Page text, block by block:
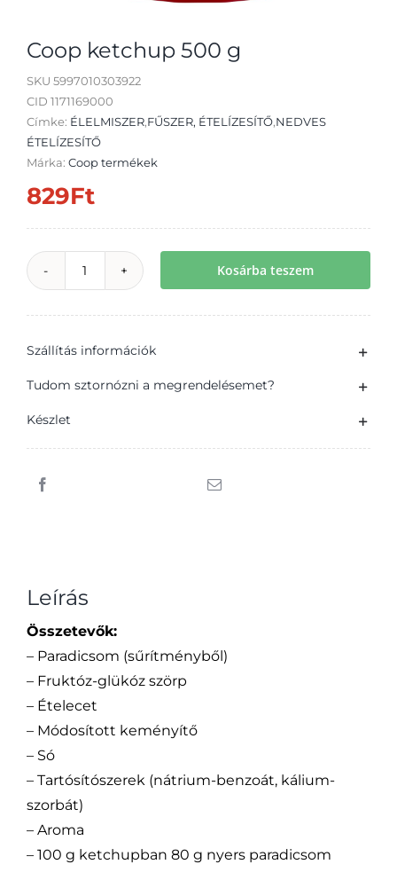
Átvétel
Coop ketchup 500 g
SKU 5997010303922
CID 1171169000
Címke: ÉLELMISZER,FŰSZER, ÉTELÍZESÍTŐ,NEDVES
ÉTELÍZESÍTŐ
Márka: Coop termékek
829Ft
g
mennyiség
Kosárba teszem
Szállítás információk
Tudom sztornózni a megrendelésemet?
Készlet
Leírás
Összetevők:
– Paradicsom (sűrítményből)
– Fruktóz-glükóz szörp
– Ételecet
– Módosított keményítő
– Só
– Tartósítószerek (nátrium-benzoát, kálium-
szorbát)
– Aroma
– 100 g ketchupban 80 g nyers paradicsom